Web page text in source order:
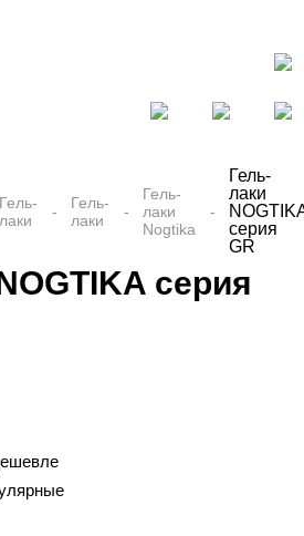
Гель-
лаки
Гель-
лаки
Гель-
лаки
Nogtika
Гель-
лаки
серия
GR
серия